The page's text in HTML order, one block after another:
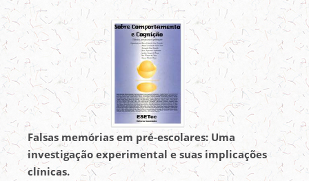
Falsas memórias em pré-escolares: Uma
investigação experimental e suas implicações
clínicas.